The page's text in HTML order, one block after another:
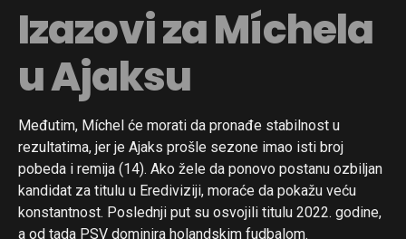
Izazovi za Míchela
u Ajaksu
Međutim, Míchel će morati da pronađe stabilnost u
rezultatima, jer je Ajaks prošle sezone imao isti broj
pobeda i remija (14). Ako žele da ponovo postanu ozbiljan
kandidat za titulu u Erediviziji, moraće da pokažu veću
konstantnost. Poslednji put su osvojili titulu 2022. godine,
a od tada PSV dominira holandskim fudbalom.